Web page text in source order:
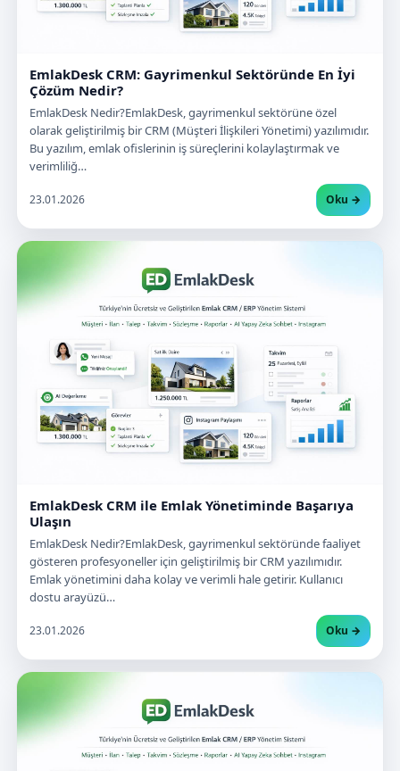
EmlakDesk CRM: Gayrimenkul Sektöründe En İyi
Çözüm Nedir?
EmlakDesk Nedir?EmlakDesk, gayrimenkul sektörüne özel
olarak geliştirilmiş bir CRM (Müşteri İlişkileri Yönetimi) yazılımıdır.
Bu yazılım, emlak ofislerinin iş süreçlerini kolaylaştırmak ve
verimliliğ…
23.01.2026 Oku →
EmlakDesk CRM ile Emlak Yönetiminde Başarıya
Ulaşın
EmlakDesk Nedir?EmlakDesk, gayrimenkul sektöründe faaliyet
gösteren profesyoneller için geliştirilmiş bir CRM yazılımıdır.
Emlak yönetimini daha kolay ve verimli hale getirir. Kullanıcı
dostu arayüzü…
23.01.2026 Oku →